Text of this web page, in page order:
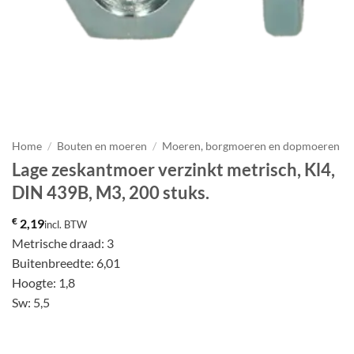
Home / Bouten en moeren / Moeren, borgmoeren en dopmoeren
Lage zeskantmoer verzinkt metrisch, Kl4,
DIN 439B, M3, 200 stuks.
€ 2,19incl. BTW
Metrische draad: 3
Buitenbreedte: 6,01
Hoogte: 1,8
Sw: 5,5